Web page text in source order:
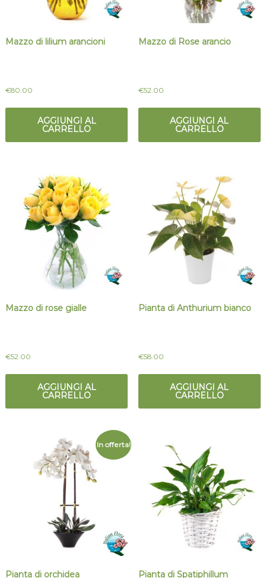
Mazzo di lilium arancioni
€80.00
AGGIUNGI AL
CARRELLO
Mazzo di Rose arancio
€52.00
AGGIUNGI AL
CARRELLO
Mazzo di rose gialle
€52.00
AGGIUNGI AL
CARRELLO
Pianta di Anthurium bianco
€58.00
AGGIUNGI AL
CARRELLO
In offerta!
Pianta di orchidea Pianta di Spatiphillum